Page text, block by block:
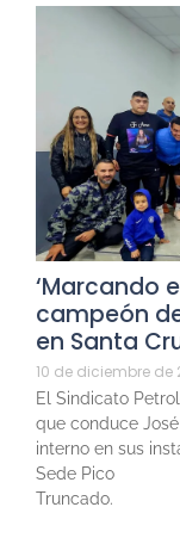
‘Marcando
campeón
en Santa
10 de diciembre de
El Sindicato
que conduce
interno en sus
Sede Pico
Fue con